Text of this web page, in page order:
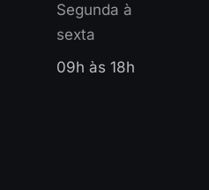
Segunda à
sexta
09h às 18h